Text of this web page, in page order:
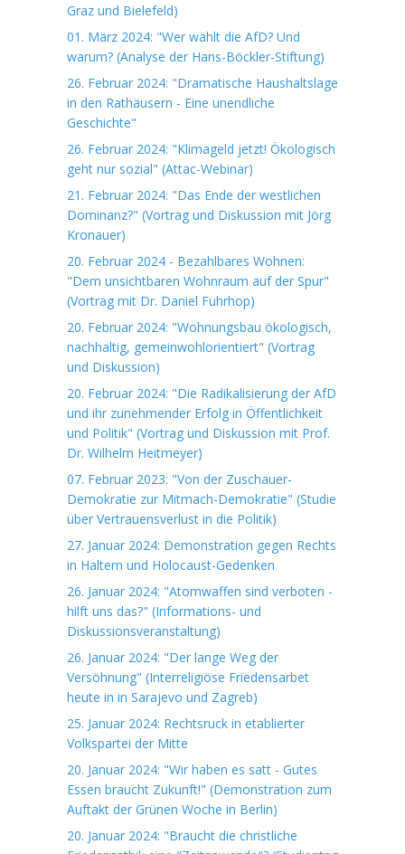
Graz und Bielefeld)
01. März 2024: "Wer wählt die AfD? Und
warum? (Analyse der Hans-Böckler-Stiftung)
26. Februar 2024: "Dramatische Haushaltslage
in den Rathäusern - Eine unendliche
Geschichte"
26. Februar 2024: "Klimageld jetzt! Ökologisch
geht nur sozial" (Attac-Webinar)
21. Februar 2024: "Das Ende der westlichen
Dominanz?" (Vortrag und Diskussion mit Jörg
Kronauer)
20. Februar 2024 - Bezahlbares Wohnen:
"Dem unsichtbaren Wohnraum auf der Spur"
(Vortrag mit Dr. Daniel Fuhrhop)
20. Februar 2024: "Wohnungsbau ökologisch,
nachhaltig, gemeinwohlorientiert" (Vortrag
und Diskussion)
20. Februar 2024: "Die Radikalisierung der AfD
und ihr zunehmender Erfolg in Öffentlichkeit
und Politik" (Vortrag und Diskussion mit Prof.
Dr. Wilhelm Heitmeyer)
07. Februar 2023: "Von der Zuschauer-
Demokratie zur Mitmach-Demokratie" (Studie
über Vertrauensverlust in die Politik)
27. Januar 2024: Demonstration gegen Rechts
in Haltern und Holocaust-Gedenken
26. Januar 2024: "Atomwaffen sind verboten -
hilft uns das?" (Informations- und
Diskussionsveranstaltung)
26. Januar 2024: "Der lange Weg der
Versöhnung" (Interreligiöse Friedensarbet
heute in in Sarajevo und Zagreb)
25. Januar 2024: Rechtsruck in etablierter
Volkspartei der Mitte
20. Januar 2024: "Wir haben es satt - Gutes
Essen braucht Zukunft!" (Demonstration zum
Auftakt der Grünen Woche in Berlin)
20. Januar 2024: "Braucht die christliche